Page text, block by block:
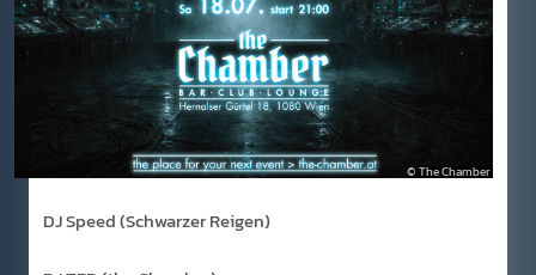
The Chamber
DJ Speed (Schwarzer Reigen)